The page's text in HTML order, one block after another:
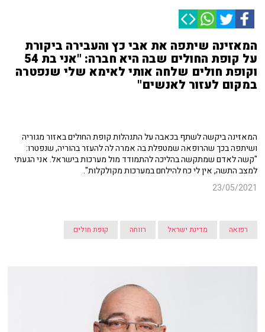
המאזינה שיתפה את אבי כץ והעבירה ביקורת
על קופת החולים שבה היא חברה: "אני בת 54
וקופת חולים שלחה אותי לאימא שלי שנפטרה
במקום לעזור לאנשים"
המאזינה ביקשה לשתף בכאבה על התנהלות קופת החולים באזור מגוריה
ושיתפה בכך שהרופאה שמטפלת בה אמרה לה להעזר בהוריה, שנפטרו:
"קשה לאדם שמתקשה בהליכה להתמודד מול מערכות בישראל. אני הגעתי
למצב התשה, אין לי כח להילחם במערכות מקולקלות".
23/05/2021
רפואה מדינת ישראל רווחה קופת חולים